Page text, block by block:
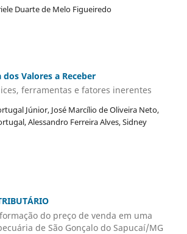
Duarte de Melo Figueiredo
Valores a Receber
ferramentas e fatores inerentes
Júnior, José Marcílio de Oliveira Neto,
Alessandro Ferreira Alves, Sidney
do preço de venda em uma
de São Gonçalo do Sapucaí/MG